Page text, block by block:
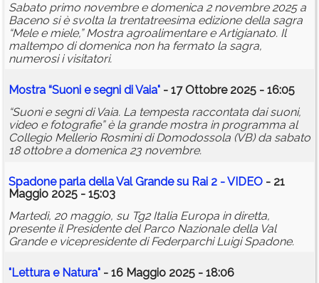
Sabato primo novembre e domenica 2 novembre 2025 a
Baceno si è svolta la trentatreesima edizione della sagra
“Mele e miele,” Mostra agroalimentare e Artigianato. Il
maltempo di domenica non ha fermato la sagra,
numerosi i visitatori.
Mostra “Suoni e segni di Vaia" - 17 Ottobre 2025 - 16:05
“Suoni e segni di Vaia. La tempesta raccontata dai suoni,
video e fotografie” è la grande mostra in programma al
Collegio Mellerio Rosmini di Domodossola (VB) da sabato
18 ottobre a domenica 23 novembre.
Spadone parla della Val Grande su Rai 2 - VIDEO - 21
Maggio 2025 - 15:03
Martedì, 20 maggio, su Tg2 Italia Europa in diretta,
presente il Presidente del Parco Nazionale della Val
Grande e vicepresidente di Federparchi Luigi Spadone.
"Lettura e Natura" - 16 Maggio 2025 - 18:06